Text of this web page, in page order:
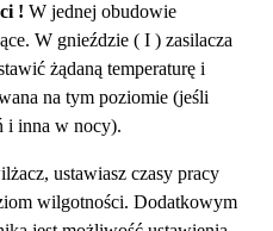
! W jednej obudowie
W gnieździe ( I ) zasilacza
żądaną temperaturę i
na tym poziomie (jeśli
i inna w nocy).
ustawiasz czasy pracy
wilgotności. Dodatkowym